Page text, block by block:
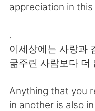
appreciation in
.
이세상에는 사랑과
굶주린 사람보다 더
Anything that you
in another is also